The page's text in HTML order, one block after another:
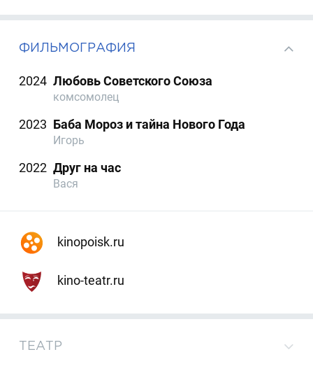
ФИЛЬМОГРАФИЯ
2024 Любовь Советского Союза
комсомолец
2023 Баба Мороз и тайна Нового Года
Игорь
2022 Друг на час
Вася
kinopoisk.ru
kino-teatr.ru
ТЕАТР